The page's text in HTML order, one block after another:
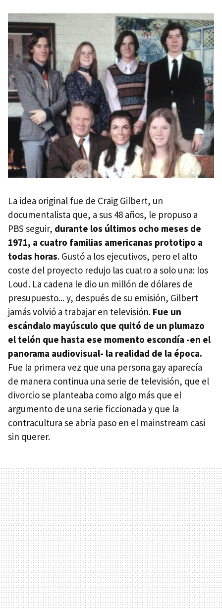
La idea original fue de Craig Gilbert, un
documentalista que, a sus 48 años, le propuso a
PBS seguir, durante los últimos ocho meses de
1971, a cuatro familias americanas prototipo a
todas horas. Gustó a los ejecutivos, pero el alto
coste del proyecto redujo las cuatro a solo una: los
Loud. La cadena le dio un millón de dólares de
presupuesto... y, después de su emisión, Gilbert
jamás volvió a trabajar en televisión. Fue un
escándalo mayúsculo que quitó de un plumazo
el telón que hasta ese momento escondía -en el
panorama audiovisual- la realidad de la época.
Fue la primera vez que una persona gay aparecía
de manera continua una serie de televisión, que el
divorcio se planteaba como algo más que el
argumento de una serie ficcionada y que la
contracultura se abría paso en el mainstream casi
sin querer.